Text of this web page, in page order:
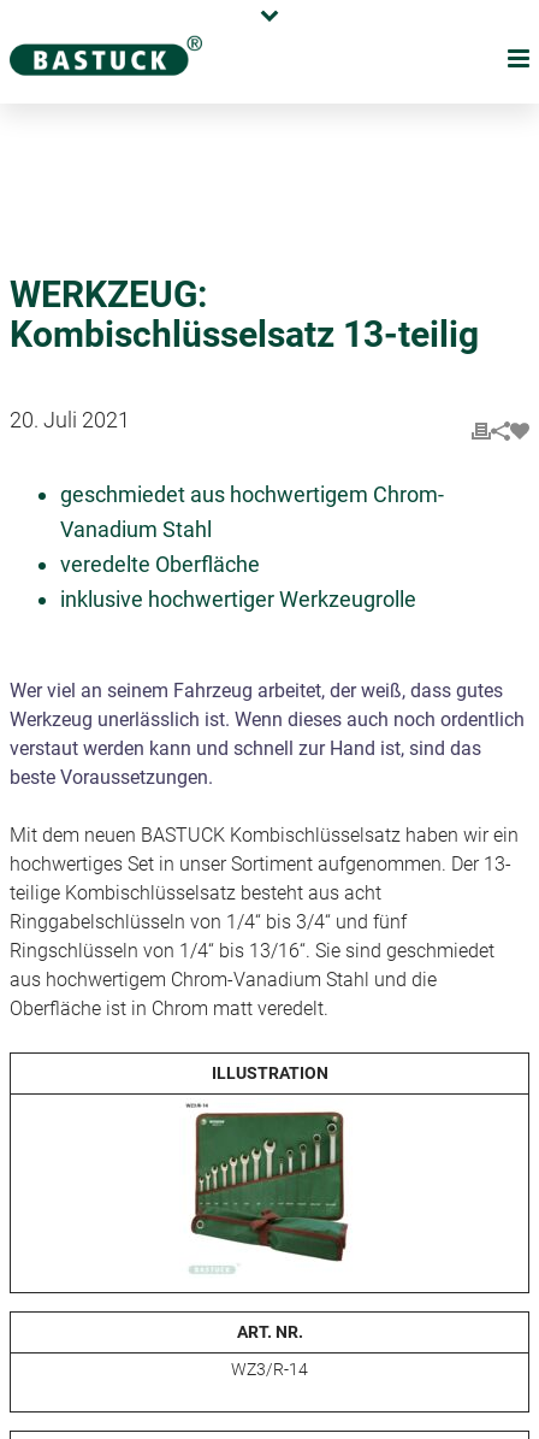
Händler
WERKZEUG:
Kombischlüsselsatz 13-teilig
20. Juli 2021
geschmiedet aus hochwertigem Chrom-
Vanadium Stahl
veredelte Oberfläche
inklusive hochwertiger Werkzeugrolle
Wer viel an seinem Fahrzeug arbeitet, der weiß, dass gutes
Werkzeug unerlässlich ist. Wenn dieses auch noch ordentlich
verstaut werden kann und schnell zur Hand ist, sind das
beste Voraussetzungen.
Mit dem neuen BASTUCK Kombischlüsselsatz haben wir ein
hochwertiges Set in unser Sortiment aufgenommen. Der 13-
teilige Kombischlüsselsatz besteht aus acht
Ringgabelschlüsseln von 1/4“ bis 3/4“ und fünf
Ringschlüsseln von 1/4“ bis 13/16“. Sie sind geschmiedet
aus hochwertigem Chrom-Vanadium Stahl und die
Oberfläche ist in Chrom matt veredelt.
ILLUSTRATION
ART. NR.
WZ3/R-14